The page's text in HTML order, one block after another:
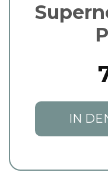
IN